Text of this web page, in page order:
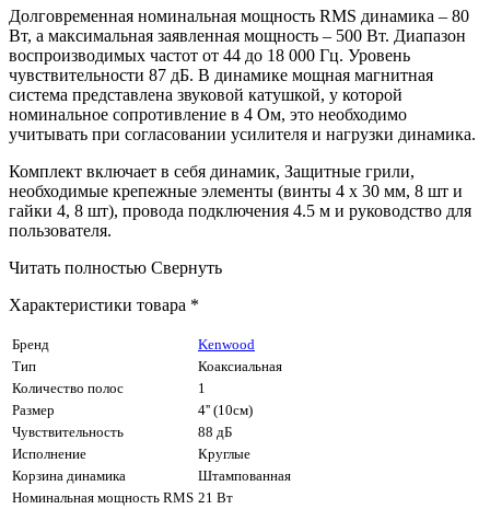
Долговременная номинальная мощность RMS динамика – 80
Вт, а максимальная заявленная мощность – 500 Вт. Диапазон
воспроизводимых частот от 44 до 18 000 Гц. Уровень
чувствительности 87 дБ. В динамике мощная магнитная
система представлена звуковой катушкой, у которой
номинальное сопротивление в 4 Ом, это необходимо
учитывать при согласовании усилителя и нагрузки динамика.
Комплект включает в себя динамик, Защитные грили,
необходимые крепежные элементы (винты 4 x 30 мм, 8 шт и
гайки 4, 8 шт), провода подключения 4.5 м и руководство для
пользователя.
Читать полностью Свернуть
Характеристики товара *
Бренд
Kenwood
Тип
Коаксиальная
Количество полос
1
Размер
4'' (10см)
Чувствительность
88 дБ
Исполнение
Круглые
Корзина динамика
Штампованная
Номинальная мощность RMS 21 Вт